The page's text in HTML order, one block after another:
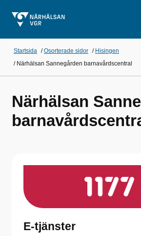
Startsida /Osorterade sidor / Hisingen
/ Närhälsan Sannegården barnavårdscentral
Närhälsan
E-tjänster